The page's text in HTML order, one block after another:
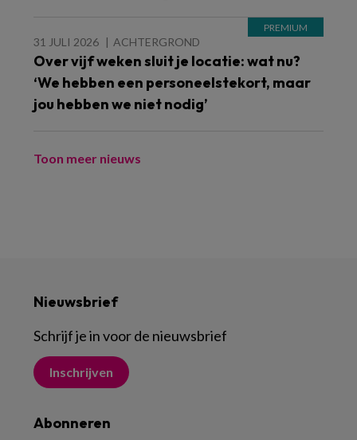
31 JULI 2026 ACHTERGROND
Over vijf weken sluit je locatie: wat nu?
‘We hebben een personeelstekort, maar
jou hebben we niet nodig’
Toon meer nieuws
Nieuwsbrief
Schrijf je in voor de nieuwsbrief
Inschrijven
Abonneren